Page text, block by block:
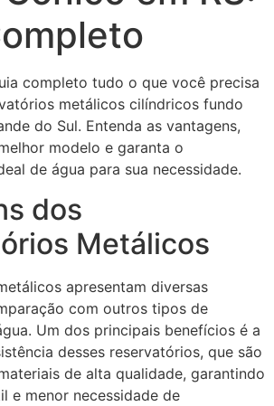
completo tudo o que você precisa
metálicos cilíndricos fundo
do Sul. Entenda as vantagens,
modelo e garanta o
de água para sua necessidade.
dos
Metálicos
apresentam diversas
com outros tipos de
Um dos principais benefícios é a
desses reservatórios, que são
de alta qualidade, garantindo
e menor necessidade de